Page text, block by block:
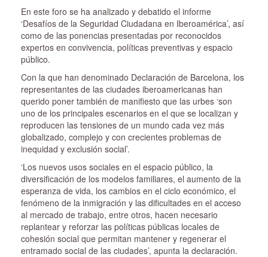
En este foro se ha analizado y debatido el informe
‘Desafíos de la Seguridad Ciudadana en Iberoamérica’, así
como de las ponencias presentadas por reconocidos
expertos en convivencia, políticas preventivas y espacio
público.
Con la que han denominado Declaración de Barcelona, los
representantes de las ciudades iberoamericanas han
querido poner también de manifiesto que las urbes ‘son
uno de los principales escenarios en el que se localizan y
reproducen las tensiones de un mundo cada vez más
globalizado, complejo y con crecientes problemas de
inequidad y exclusión social’.
‘Los nuevos usos sociales en el espacio público, la
diversificación de los modelos familiares, el aumento de la
esperanza de vida, los cambios en el ciclo económico, el
fenómeno de la inmigración y las dificultades en el acceso
al mercado de trabajo, entre otros, hacen necesario
replantear y reforzar las políticas públicas locales de
cohesión social que permitan mantener y regenerar el
entramado social de las ciudades’, apunta la declaración.